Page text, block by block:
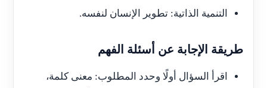
التنمية الذاتية: تطوير الإنسان لنفسه.
طريقة الإجابة عن أسئلة الفهم
اقرأ السؤال أولًا وحدد المطلوب: معنى كلمة،